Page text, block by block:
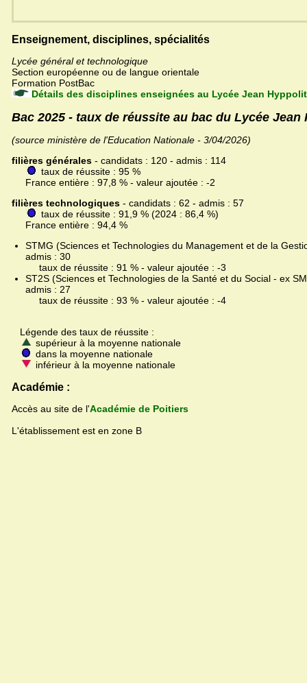
Enseignement, disciplines, spécialités
Lycée général et technologique
Section européenne ou de langue orientale
Formation PostBac
Détails des disciplines enseignées au Lycée Jean
Bac 2025 - taux de réussite au bac du Lycée Jean
(source ministère de l'Education Nationale - 3/04/2026)
filières générales - candidats : 120 - admis : 114
taux de réussite : 95 %
France entière : 97,8 % - valeur ajoutée : -2
filières technologiques - candidats : 62 - admis : 57
taux de réussite : 91,9 % (2024 : 86,4 %)
France entière : 94,4 %
STMG (Sciences et Technologies du Management et de la
admis : 30
taux de réussite : 91 % - valeur ajoutée : -3
ST2S (Sciences et Technologies de la Santé et du Social - ex
admis : 27
taux de réussite : 93 % - valeur ajoutée : -4
Légende des taux de réussite :
supérieur à la moyenne nationale
dans la moyenne nationale
inférieur à la moyenne nationale
Académie :
Accès au site de l'Académie de Poitiers
L'établissement est en zone B